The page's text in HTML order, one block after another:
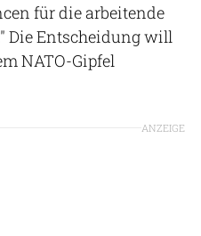
für die arbeitende
Die Entscheidung will
NATO-Gipfel
ANZEIGE